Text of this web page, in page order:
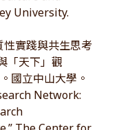
University.
性實踐與共生思考
「天下」觀
國立中山大學。
Network: